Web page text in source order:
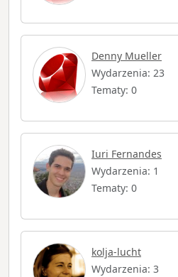
Denny Mueller
Wydarzenia: 23
Tematy: 0
Iuri Fernandes
Wydarzenia: 1
Tematy: 0
kolja-lucht
Wydarzenia: 3